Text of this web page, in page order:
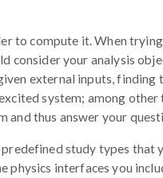
to compute it. When
consider your analysis
external inputs, finding
system; among other
and thus answer your
study types that
physics interfaces you